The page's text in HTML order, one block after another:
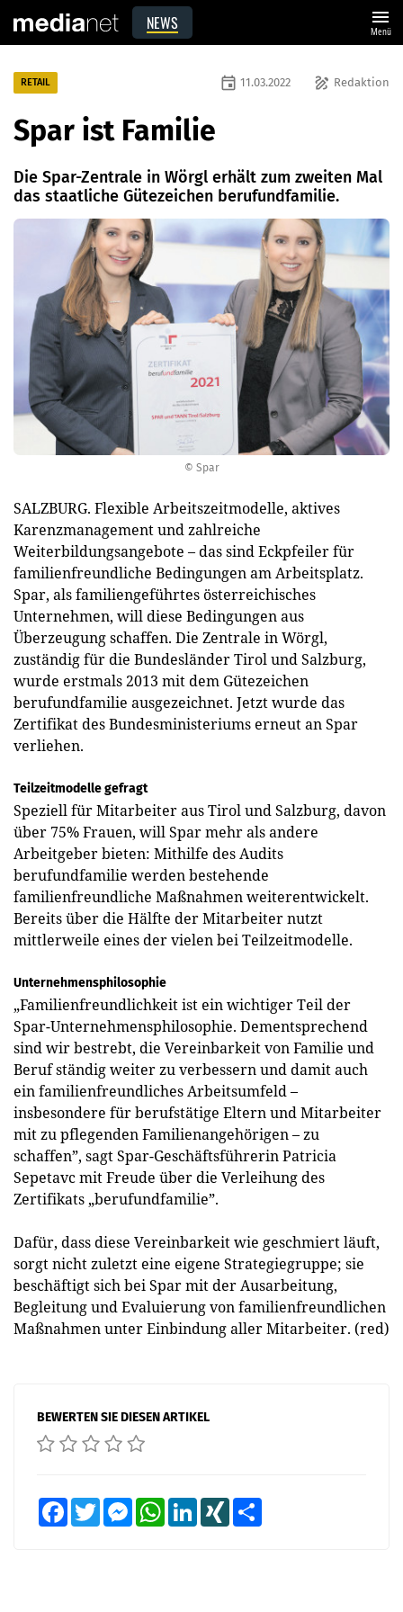
NEWS menu
Menü
© Spar
RETAIL draw Redaktion
event 11.03.2022
Spar ist Familie
Die Spar-Zentrale in Wörgl erhält zum zweiten Mal
das staatliche Gütezeichen berufundfamilie.
SALZBURG. Flexible Arbeitszeitmodelle, aktives
Karenzmanagement und zahlreiche
Weiterbildungsangebote – das sind Eckpfeiler für
familienfreundliche Bedingungen am Arbeitsplatz.
Spar, als familiengeführtes österreichisches
Unternehmen, will diese Bedingungen aus
Überzeugung schaffen. Die Zentrale in Wörgl,
zuständig für die Bundesländer Tirol und Salzburg,
wurde erstmals 2013 mit dem Gütezeichen
berufundfamilie ausgezeichnet. Jetzt wurde das
Zertifikat des Bundesministeriums erneut an Spar
verliehen.
Teilzeitmodelle gefragt
Speziell für Mitarbeiter aus Tirol und Salzburg, davon
über 75% Frauen, will Spar mehr als andere
Arbeitgeber bieten: Mithilfe des Audits
berufundfamilie werden bestehende
familienfreundliche Maßnahmen weiterentwickelt.
Bereits über die Hälfte der Mitarbeiter nutzt
mittlerweile eines der vielen bei Teilzeitmodelle.
Unternehmensphilosophie
„Familienfreundlichkeit ist ein wichtiger Teil der
Spar-Unternehmensphilosophie. Dementsprechend
sind wir bestrebt, die Vereinbarkeit von Familie und
Beruf ständig weiter zu verbessern und damit auch
ein familienfreundliches Arbeitsumfeld –
insbesondere für berufstätige Eltern und Mitarbeiter
mit zu pflegenden Familienangehörigen – zu
schaffen”, sagt Spar-Geschäftsführerin Patricia
Sepetavc mit Freude über die Verleihung des
Zertifikats „berufundfamilie”.
Dafür, dass diese Vereinbarkeit wie geschmiert läuft,
sorgt nicht zuletzt eine eigene Strategiegruppe; sie
beschäftigt sich bei Spar mit der Ausarbeitung,
Begleitung und Evaluierung von familienfreundlichen
Maßnahmen unter Einbindung aller Mitarbeiter. (red)
BEWERTEN SIE DIESEN ARTIKEL
FacebookTwitter MessengerWhatsAppLinkedInXING